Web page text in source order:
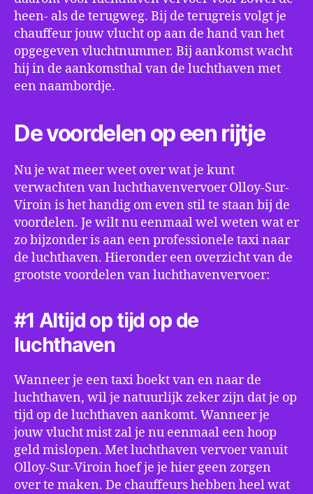
heen- als de terugweg. Bij de terugreis volgt je
chauffeur jouw vlucht op aan de hand van het
opgegeven vluchtnummer. Bij aankomst wacht
hij in de aankomsthal van de luchthaven met
een naambordje.
De voordelen op een rijtje
Nu je wat meer weet over wat je kunt
verwachten van luchthavenvervoer Olloy-Sur-
Viroin is het handig om even stil te staan bij de
voordelen. Je wilt nu eenmaal wel weten wat er
zo bijzonder is aan een professionele taxi naar
de luchthaven. Hieronder een overzicht van de
grootste voordelen van luchthavenvervoer:
#1 Altijd op tijd op de
luchthaven
Wanneer je een taxi boekt van en naar de
luchthaven, wil je natuurlijk zeker zijn dat je op
tijd op de luchthaven aankomt. Wanneer je
jouw vlucht mist zal je nu eenmaal een hoop
geld mislopen. Met luchthaven vervoer vanuit
Olloy-Sur-Viroin hoef je je hier geen zorgen
over te maken. De chauffeurs hebben heel wat